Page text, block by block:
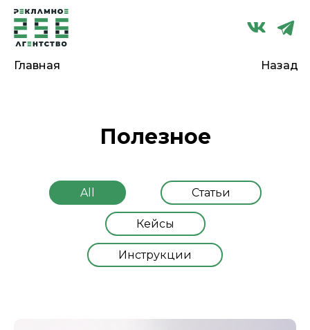
Главная Назад
Полезное
All Статьи
Кейсы
Инструкции